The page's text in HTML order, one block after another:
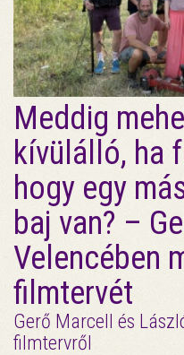
Meddig
kívülálló, ha
hogy egy
baj van? –
Velencében
filmtervét
Gerő Marcell és
filmtervről